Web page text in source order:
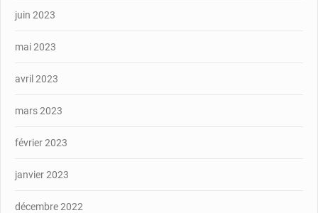
juin 2023
mai 2023
avril 2023
mars 2023
février 2023
janvier 2023
décembre 2022